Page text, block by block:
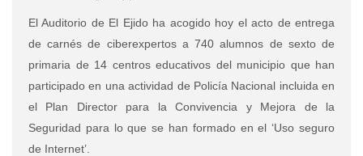
El Auditorio de El Ejido ha acogido hoy el acto de entrega
de carnés de ciberexpertos a 740 alumnos de sexto de
primaria de 14 centros educativos del municipio que han
participado en una actividad de Policía Nacional incluida en
el Plan Director para la Convivencia y Mejora de la
Seguridad para lo que se han formado en el ‘Uso seguro
de Internet’.